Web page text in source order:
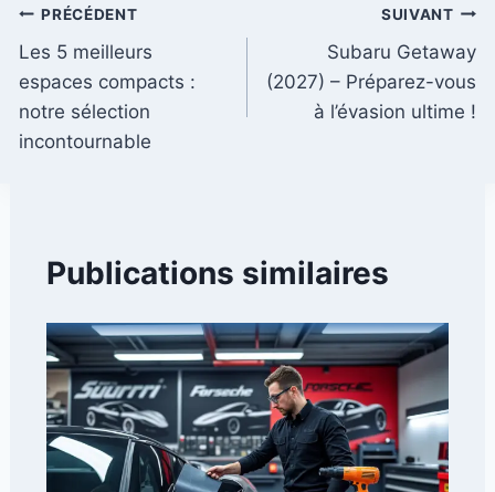
Navigation
de
l’article
PRÉCÉDENT
Les 5 meilleurs
espaces compacts :
notre sélection
incontournable
SUIVANT
Subaru Getaway
(2027) – Préparez-vous
à l’évasion ultime !
Publications similaires